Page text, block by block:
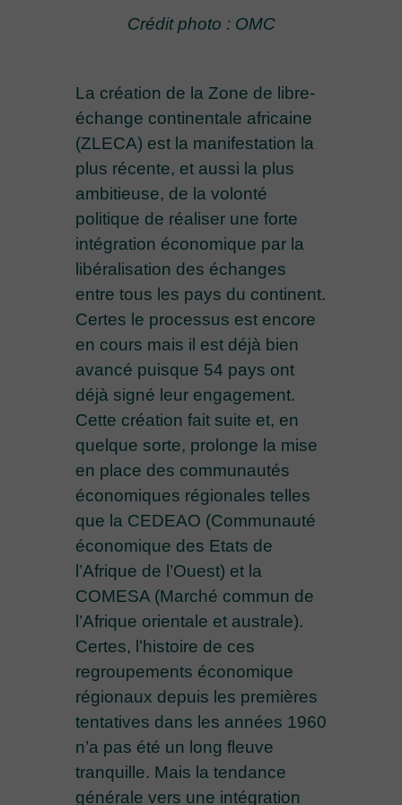
Crédit photo : OMC
La création de la Zone de libre-
échange continentale africaine
(ZLECA) est la manifestation la
plus récente, et aussi la plus
ambitieuse, de la volonté
politique de réaliser une forte
intégration économique par la
libéralisation des échanges
entre tous les pays du continent.
Certes le processus est encore
en cours mais il est déjà bien
avancé puisque 54 pays ont
déjà signé leur engagement.
Cette création fait suite et, en
quelque sorte, prolonge la mise
en place des communautés
économiques régionales telles
que la CEDEAO (Communauté
économique des Etats de
l’Afrique de l’Ouest) et la
COMESA (Marché commun de
l’Afrique orientale et australe).
Certes, l’histoire de ces
regroupements économique
régionaux depuis les premières
tentatives dans les années 1960
n’a pas été un long fleuve
tranquille. Mais la tendance
générale vers une intégration